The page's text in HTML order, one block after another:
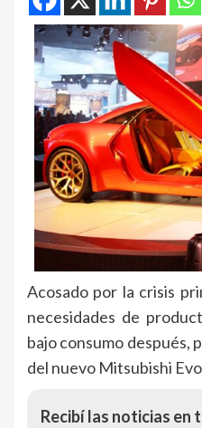
Acosado por la crisis
necesidades de
bajo consumo después,
del nuevo Mitsubishi Evo
Recibí las noticias en